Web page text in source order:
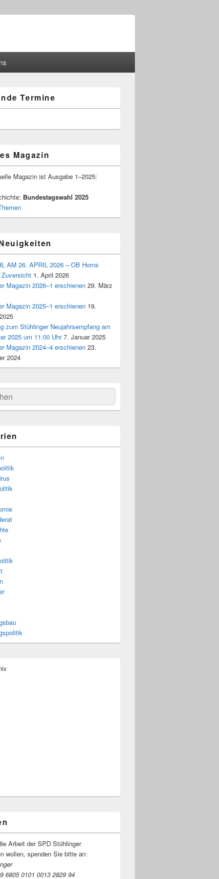
Termine
Magazin
Magazin ist Ausgabe 1–2025:
Bundestagswahl 2025
AM 26. APRIL 2026 – OB Horns
1. April 2026
Magazin 2026–1 erschienen 29. März
Magazin 2025–1 erschienen 19.
zum Stühlinger Neujahrsempfang am
2025 um 11:00 Uhr 7. Januar 2025
Magazin 2024–4 erschienen 23.
2024
Arbeit der SPD Stühlinger
wol­len, spen­den Sie bitte an:
6805 0101 0013 2829 94